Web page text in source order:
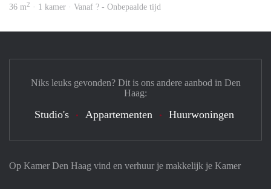
36 m2 · 1 kamer · Vanaf ? - Onbepaalde tijd
Op Kamer Den Haag vind en verhuur je makkelijk je Kamer
Niks leuks gevonden? Dit is ons andere aanbod in Den
Haag:
Studio's Appartementen Huurwoningen